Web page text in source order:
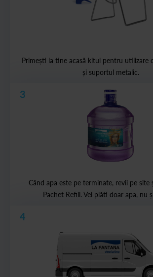
Primești la tine acasă kitul pentru utilizare
și suportul metalic.
3
Când apa este pe terminate, revii pe site
Pachet Refill. Vei plăti doar apa, nu
4